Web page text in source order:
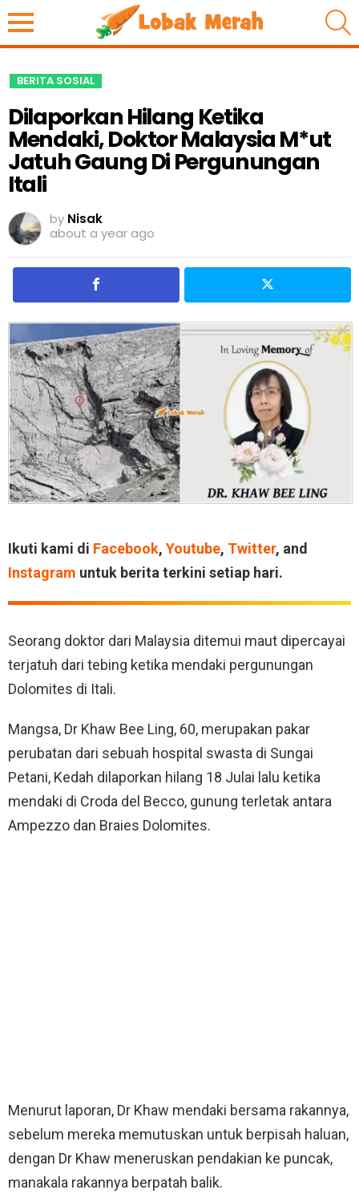
BERITA SOSIAL
Dilaporkan Hilang Ketika
Mendaki, Doktor Malaysia M*ut
Jatuh Gaung Di Pergunungan
Itali
by Nisak
about a year ago
Ikuti kami di Facebook, Youtube, Twitter, and
Instagram untuk berita terkini setiap hari.
Seorang doktor dari Malaysia ditemui maut dipercayai
terjatuh dari tebing ketika mendaki pergunungan
Dolomites di Itali.
Mangsa, Dr Khaw Bee Ling, 60, merupakan pakar
perubatan dari sebuah hospital swasta di Sungai
Petani, Kedah dilaporkan hilang 18 Julai lalu ketika
mendaki di Croda del Becco, gunung terletak antara
Ampezzo dan Braies Dolomites.
Menurut laporan, Dr Khaw mendaki bersama rakannya,
sebelum mereka memutuskan untuk berpisah haluan,
dengan Dr Khaw meneruskan pendakian ke puncak,
manakala rakannya berpatah balik.